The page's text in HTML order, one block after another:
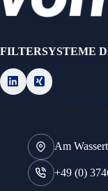
FILTERSYSTEME
Am
+49 (0)